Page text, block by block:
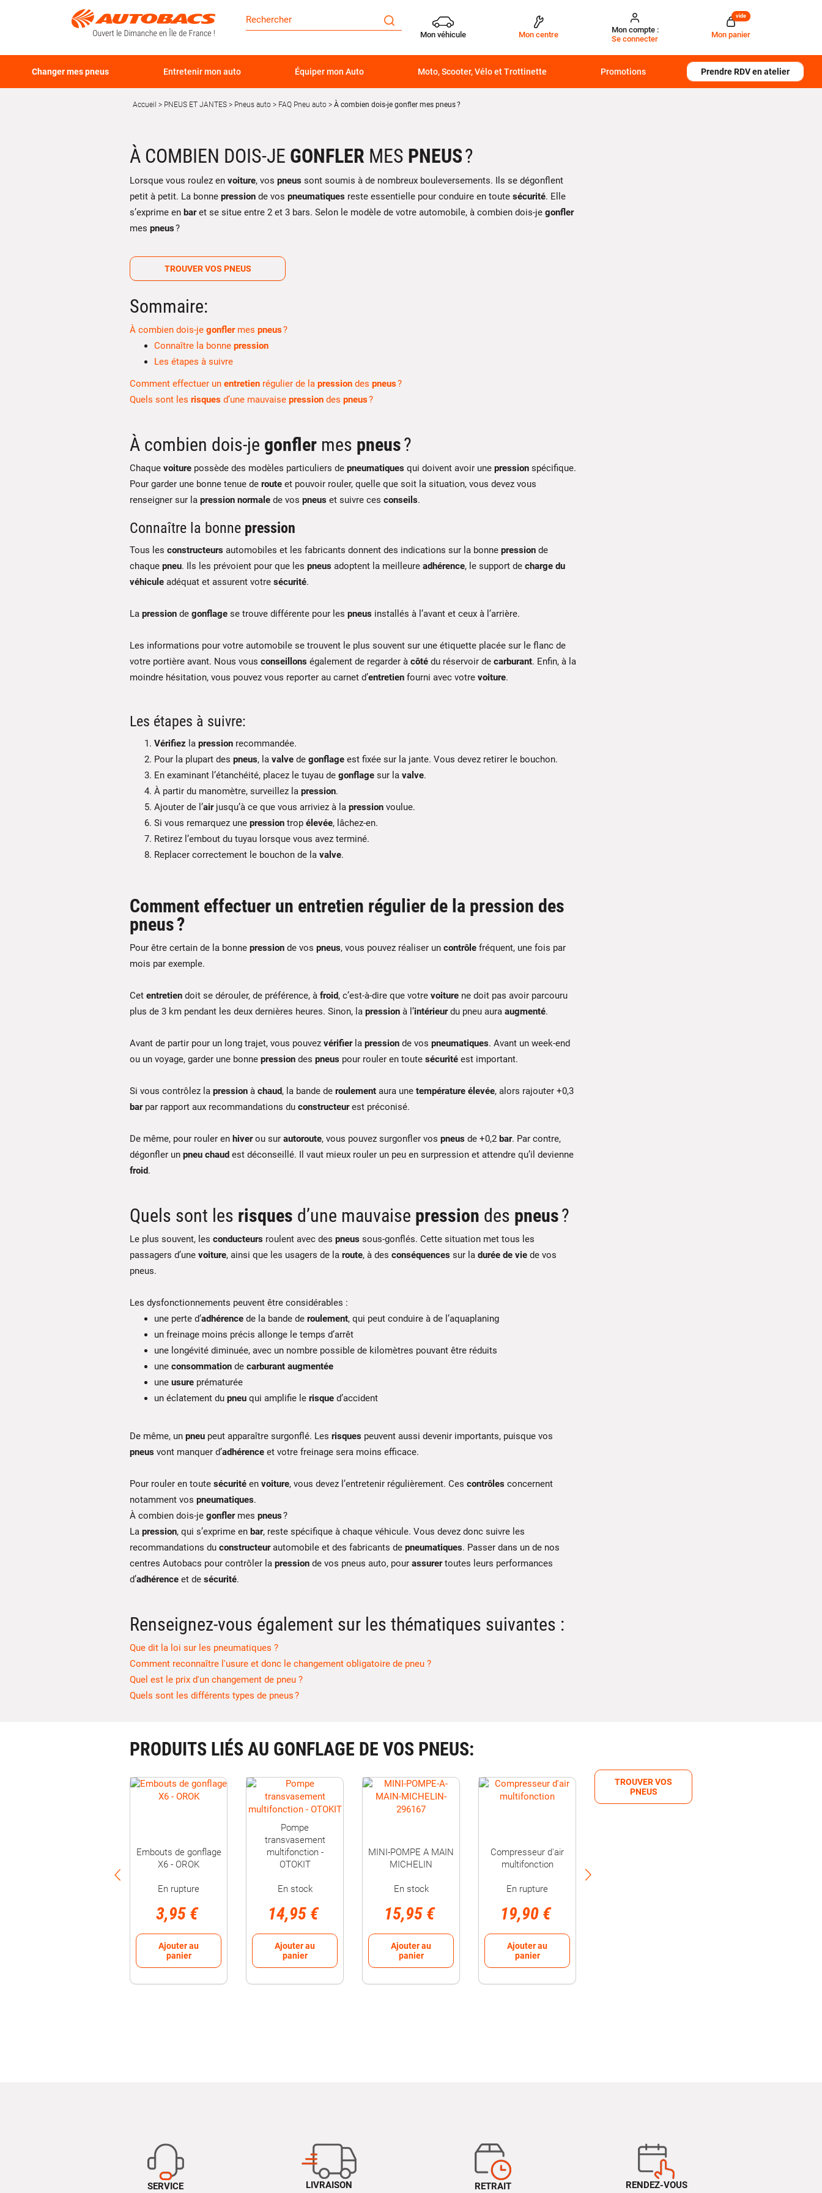
Mon véhicule Mon centre
Mon compte :
Se connecter
Mon panier
vide
Changer mes pneus Entretenir mon auto Équiper mon Auto Moto, Scooter, Vélo et Trottinette Promotions Prendre RDV en atelier
Accueil PNEUS ET JANTES Pneus auto FAQ Pneu auto À combien dois-je gonfler mes pneus ?
À COMBIEN DOIS-JE GONFLER MES PNEUS?
Lorsque vous roulez en voiture, vos pneus sont soumis à de nombreux bouleversements. Ils se dégonflent
petit à petit. La bonne pression de vos pneumatiques reste essentielle pour conduire en toute sécurité. Elle
s’exprime en baret se situe entre 2 et 3 bars. Selon le modèle de votre automobile, à combien dois-je gonfler
mes pneus?
TROUVER VOS PNEUS
Sommaire:
À combien dois-je gonflermes pneus?
Connaître la bonne pression
Les étapes à suivre
Comment effectuer un entretien régulier de la pression des pneus?
Quels sont les risques d’une mauvaise pression des pneus?
À combien dois-je gonfler mes pneus?
Chaque voiture possède des modèles particuliers de pneumatiques qui doivent avoir une pression spécifique.
Pour garder une bonne tenue de route et pouvoir rouler, quelle que soit la situation, vous devez vous
renseigner sur la pression normale de vos pneus et suivre ces conseils.
Connaître la bonne pression
Tous les constructeurs automobiles et les fabricants donnent des indications sur la bonne pression de
chaque pneu. Ils les prévoient pour que les pneus adoptent la meilleure adhérence, le support de charge du
véhicule adéquat et assurent votre sécurité.
La pression de gonflage se trouve différente pour les pneus installés à l’avant et ceux à l’arrière.
Les informations pour votre automobile se trouvent le plus souvent sur une étiquette placée sur le flanc de
votre portière avant. Nous vous conseillons également de regarder à côté du réservoir de carburant. Enfin, à la
moindre hésitation, vous pouvez vous reporter au carnet d’entretien fourni avec votre voiture.
Les étapes à suivre:
Vérifiez la pression recommandée.
Pour la plupart des pneus, la valve de gonflage est fixée sur la jante. Vous devez retirer le bouchon.
En examinant l’étanchéité, placez le tuyau de gonflage sur la valve.
À partir du manomètre, surveillez la pression.
Ajouter de l’airjusqu’à ce que vous arriviez à la pression voulue.
Si vous remarquez une pression trop élevée, lâchez-en.
Retirez l’embout du tuyau lorsque vous avez terminé.
Replacer correctement le bouchon de la valve.
Comment effectuer un entretien régulier de la pression des
pneus ?
Pour être certain de la bonne pression de vos pneus, vous pouvez réaliser un contrôle fréquent, une fois par
mois par exemple.
Cet entretien doit se dérouler, de préférence, à froid, c’est-à-dire que votre voiture ne doit pas avoir parcouru
plus de 3 km pendant les deux dernières heures. Sinon, la pression à l’intérieurdu pneu aura augmenté.
Avant de partir pour un long trajet, vous pouvez vérifierla pression de vos pneumatiques. Avant un week-end
ou un voyage, garder une bonne pression des pneus pour rouler en toute sécurité est important.
Si vous contrôlez la pression à chaud, la bande de roulement aura une température élevée, alors rajouter +0,3
barpar rapport aux recommandations du constructeurest préconisé.
De même, pour rouler en hiverou sur autoroute, vous pouvez surgonfler vos pneus de +0,2 bar. Par contre,
dégonfler un pneu chaud est déconseillé. Il vaut mieux rouler un peu en surpression et attendre qu’il devienne
froid.
Quels sont les risques d’une mauvaise pression des pneus?
Le plus souvent, les conducteurs roulent avec des pneus sous-gonflés. Cette situation met tous les
passagers d’une voiture, ainsi que les usagers de la route, à des conséquences sur la durée de vie de vos
pneus.
Les dysfonctionnements peuvent être considérables :
une perte d’adhérence de la bande de roulement, qui peut conduire à de l’aquaplaning
un freinage moins précis allonge le temps d’arrêt
une longévité diminuée, avec un nombre possible de kilomètres pouvant être réduits
une consommation de carburant augmentée
une usure prématurée
un éclatement du pneu qui amplifie le risque d’accident
De même, un pneu peut apparaître surgonflé. Les risques peuvent aussi devenir importants, puisque vos
pneus vont manquer d’adhérence et votre freinage sera moins efficace.
Pour rouler en toute sécurité en voiture, vous devez l’entretenir régulièrement. Ces contrôles concernent
notamment vos pneumatiques.
À combien dois-je gonflermes pneus?
La pression, qui s’exprime en bar, reste spécifique à chaque véhicule. Vous devez donc suivre les
recommandations du constructeurautomobile et des fabricants de pneumatiques. Passer dans un de nos
centres Autobacs pour contrôler la pression de vos pneus auto, pour assurertoutes leurs performances
d’adhérence et de sécurité.
Renseignez-vous également sur les thématiques suivantes :
Que dit la loi sur les pneumatiques ?
Comment reconnaître l'usure et donc le changement obligatoire de pneu ?
Quel est le prix d'un changement de pneu ?
Quels sont les différents types de pneus ?
PRODUITS LIÉS AU GONFLAGE DE VOS PNEUS:
Compresseur
12v/8bar analogique
19,95 €
0,13 €
Ajouter au
TROUVER VOS
PNEUS
SERVICE
LIVRAISON
RETRAIT
RENDEZ-VOUS